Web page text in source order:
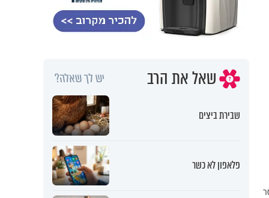
שאל את הרב יש לך שאלה?
שבירת ביצים
פלאפון לא כשר